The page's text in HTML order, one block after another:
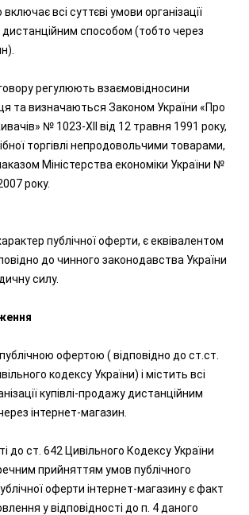
всі суттєві умови організації
дистанційним способом (тобто через
регулюють взаємовідносини
та визначаються Законом України «Про
№ 1023-XII від 12 травня 1991 року,
торгівлі непродовольчими товарами,
Міністерства економіки України №
року.
публічної оферти, є еквівалентом
до чинного законодавства України
силу.
офертою ( відповідно до ст.ст.
кодексу України) і містить всі
купівлі-продажу дистанційним
інтернет-магазин.
до ст. 642 Цивільного Кодексу України
прийняттям умов публічного
оферти інтернет-магазину є факт
у відповідності до п. 4 даного